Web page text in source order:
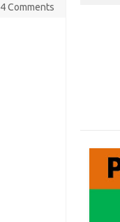
4 Comments